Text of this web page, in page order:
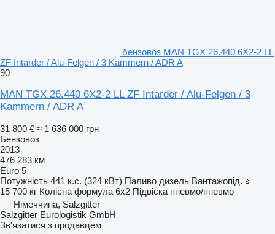
бензовоз MAN TGX 26.440 6X2-2 LL
ZF Intarder / Alu-Felgen / 3 Kammern / ADR A
90
MAN TGX 26.440 6X2-2 LL ZF Intarder / Alu-Felgen / 3
Kammern / ADR A
31 800 € ≈ 1 636 000 грн
Бензовоз
2013
476 283 км
Euro 5
Потужність 441 к.с. (324 кВт) Паливо дизель Вантажопід.
15 700 кг Колісна формула 6x2 Підвіска пневмо/пневмо
Німеччина, Salzgitter
Salzgitter Eurologistik GmbH
Зв'язатися з продавцем